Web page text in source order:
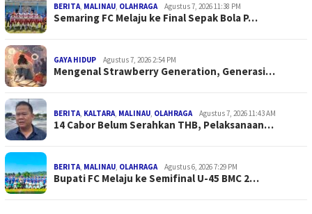
BERITA, MALINAU, OLAHRAGA Agustus 7, 2026 11:38 PM
Semaring FC Melaju ke Final Sepak Bola P…
GAYA HIDUP Agustus 7, 2026 2:54 PM
Mengenal Strawberry Generation, Generasi…
BERITA, KALTARA, MALINAU, OLAHRAGA Agustus 7, 2026 11:43 AM
14 Cabor Belum Serahkan THB, Pelaksanaan…
BERITA, MALINAU, OLAHRAGA Agustus 6, 2026 7:29 PM
Bupati FC Melaju ke Semifinal U-45 BMC 2…